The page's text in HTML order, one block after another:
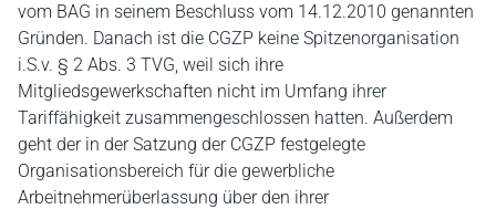
vom BAG in seinem Beschluss vom 14.12.2010 genannten
Gründen. Danach ist die CGZP keine Spitzenorganisation
i.S.v. § 2 Abs. 3 TVG, weil sich ihre
Mitgliedsgewerkschaften nicht im Umfang ihrer
Tariffähigkeit zusammengeschlossen hatten. Außerdem
geht der in der Satzung der CGZP festgelegte
Organisationsbereich für die gewerbliche
Arbeitnehmerüberlassung über den ihrer